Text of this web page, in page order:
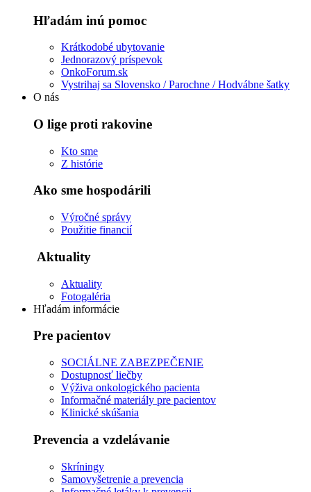
Hľadám inú pomoc
Krátkodobé ubytovanie
Jednorazový príspevok
OnkoForum.sk
Vystrihaj sa Slovensko / Parochne / Hodvábne šatky
O nás
O lige proti rakovine
Kto sme
Z histórie
Ako sme hospodárili
Výročné správy
Použitie financií
Aktuality
Aktuality
Fotogaléria
Hľadám informácie
Pre pacientov
SOCIÁLNE ZABEZPEČENIE
Dostupnosť liečby
Výživa onkologického pacienta
Informačné materiály pre pacientov
Klinické skúšania
Prevencia a vzdelávanie
Skríningy
Samovyšetrenie a prevencia